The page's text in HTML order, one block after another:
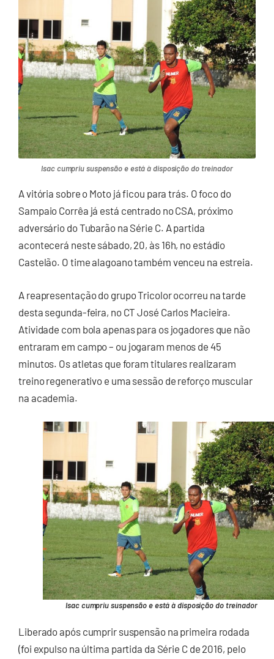
Isac cumpriu suspensão e está à disposição do treinador
A vitória sobre o Moto já ficou para trás. O foco do
Sampaio Corrêa já está centrado no CSA, próximo
adversário do Tubarão na Série C. A partida
acontecerá neste sábado, 20, às 16h, no estádio
Castelão. O time alagoano também venceu na estreia.
A reapresentação do grupo Tricolor ocorreu na tarde
desta segunda-feira, no CT José Carlos Macieira.
Atividade com bola apenas para os jogadores que não
entraram em campo – ou jogaram menos de 45
minutos. Os atletas que foram titulares realizaram
treino regenerativo e uma sessão de reforço muscular
na academia.
Isac cumpriu suspensão e está à disposição do treinador
Liberado após cumprir suspensão na primeira rodada
(foi expulso na última partida da Série C de 2016, pelo